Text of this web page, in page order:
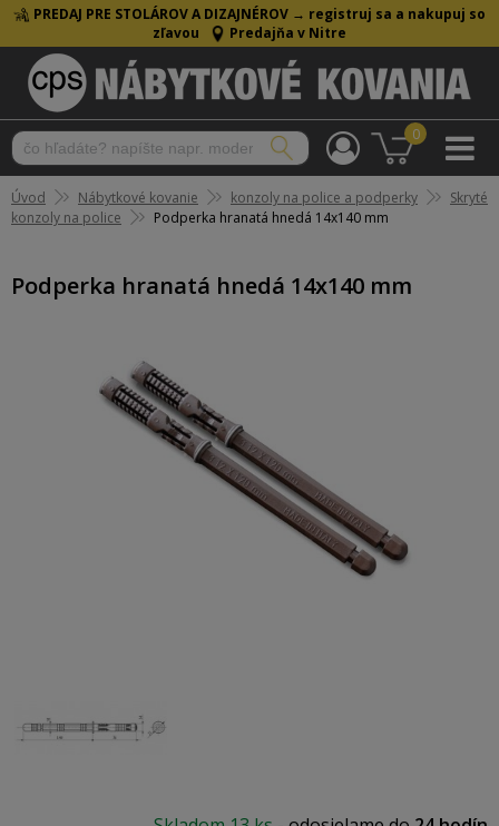
PREDAJ PRE STOLÁROV A DIZAJNÉROV → registruj sa a nakupuj so
zľavou
Predajňa v Nitre
0
Úvod Nábytkové kovanie konzoly na police a podperky
Skryté
konzoly na police
Podperka hranatá hnedá 14x140 mm
Podperka hranatá hnedá 14x140 mm